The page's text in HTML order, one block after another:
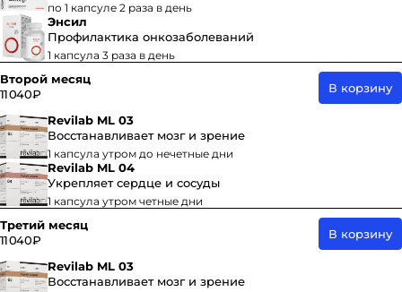
по 1 капсуле 2 раза в день
Энсил
Профилактика онкозаболеваний
1 капсула 3 раза в день
Второй месяц
11 040 ₽
В корзину
Revilab ML 03
Восстанавливает мозг и зрение
1 капсула утром до нечетные дни
Revilab ML 04
Укрепляет сердце и сосуды
1 капсула утром четные дни
Третий месяц
11 040 ₽
В корзину
Revilab ML 03
Восстанавливает мозг и зрение